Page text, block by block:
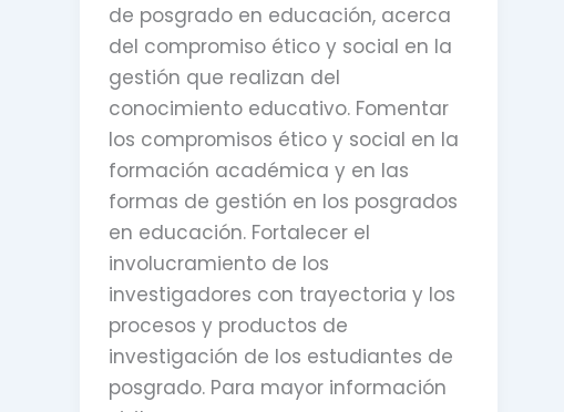
de posgrado en educación, acerca
del compromiso ético y social en la
gestión que realizan del
conocimiento educativo. Fomentar
los compromisos ético y social en la
formación académica y en las
formas de gestión en los posgrados
en educación. Fortalecer el
involucramiento de los
investigadores con trayectoria y los
procesos y productos de
investigación de los estudiantes de
posgrado. Para mayor información